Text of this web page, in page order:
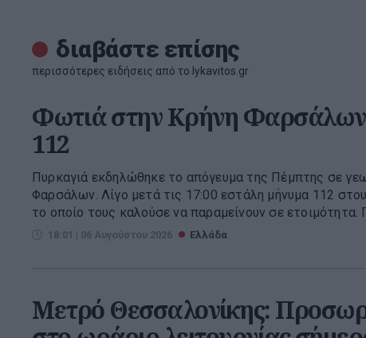
διαβάστε επίσης
περισσότερες ειδήσεις από το lykavitos.gr
Φωτιά στην Κρήνη
112
Πυρκαγιά εκδηλώθηκε το απόγευμα της Πέμπτης σε
Φαρσάλων. Λίγο μετά τις 17:00 εστάλη μήνυμα 112
το οποίο τους καλούσε να παραμείνουν σε ετοιμότητα.
18:01 | 06 Αυγούστου 2026 Ελλάδα
Μετρό Θεσσαλονίκης: